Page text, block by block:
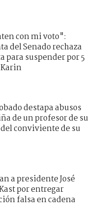
con mi voto":
del Senado rechaza
para suspender por 5
destapa abusos
de un profesor de su
conviviente de su
a presidente José
por entregar
falsa en cadena